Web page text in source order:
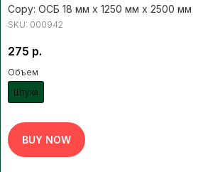
Copy: ОСБ 18 мм х 1250 мм х 2500 мм
SKU: 000942
275 р.
Объем
Штука
BUY NOW
Нажимая кнопку, вы соглашаетесь с Политикой обработки
Это может пригодиться
ДОПОЛНИТЕЛЬНЫЕ
УСЛУГИ
ЧАЩЕ ВСЕГО ЗАКАЗЫВАЮТ